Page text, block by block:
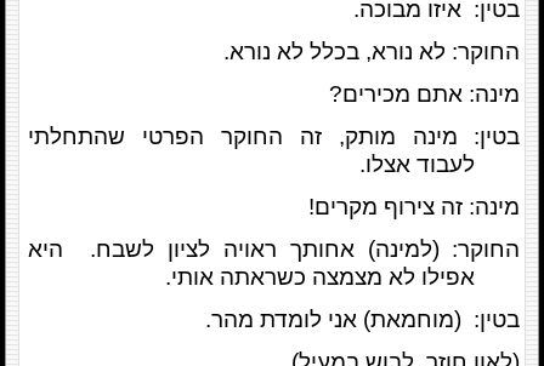
בטין: איזו מבוכה.
החוקר: לא נורא, בכלל לא נורא.
מינה: אתם מכירים?
בטין: מינה מותק, זה החוקר הפרטי שהתחלתי
לעבוד אצלו.
מינה: זה צירוף מקרים!
החוקר: (למינה) אחותך ראויה לציון לשבח. היא
אפילו לא מצמצה כשראתה אותי.
בטין: (מוחמאת) אני לומדת מהר.